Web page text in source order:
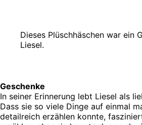
Dieses Plüschhäschen war ein
Liesel.
Geschenke
In seiner Erinnerung lebt Liesel als
Dass sie so viele Dinge auf einmal
detailreich erzählen konnte,